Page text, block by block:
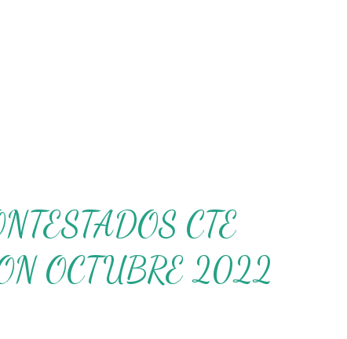
CTE
OCTUBRE 2022